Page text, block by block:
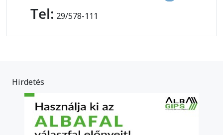
Tel: 29/578-111
Hirdetés